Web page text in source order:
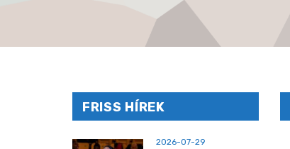
FRISS HÍREK
2026-07-29